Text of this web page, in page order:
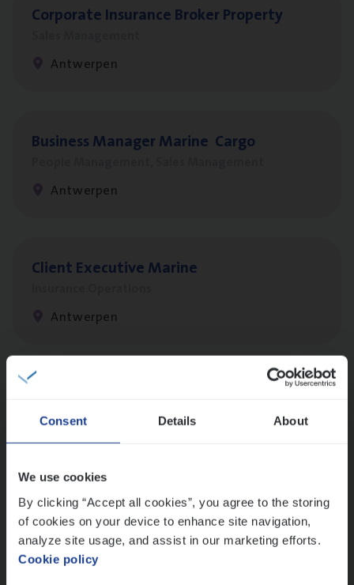
Consent Details About
We use cookies
By clicking “Accept all cookies”, you agree to the storing
of cookies on your device to enhance site navigation,
analyze site usage, and assist in our marketing efforts.
Cookie policy
Cor­po­ra­te Insu­ran­ce Bro­ker Property
Antwerpen
Busi­ness Mana­ger Mari­ne Cargo
Antwerpen
Client Exe­cu­ti­ve Marine
Antwerpen
Dos­sier­be­heer­der Pro­per­ty verzekeringen
Insurance Operations
Antwerpen en Hasselt
Dos­sier­be­heer­der Onder­ne­min­gen Van­b­
re­da Huys­mans — Mechelen
Insurance Operations